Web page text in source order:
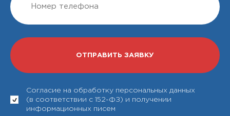
Согласие на обработку персональных данных
(в соответствии с 152-ФЗ) и получении
информационных писем